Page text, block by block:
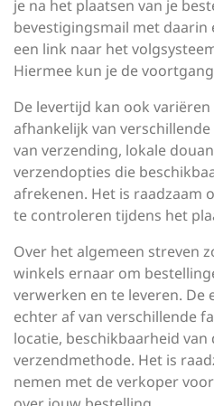
je na het plaatsen van je
bevestigingsmail met
een link naar het
Hiermee kun je de
De levertijd kan ook
afhankelijk van
van verzending, lokale
verzendopties die
afrekenen. Het is raadzaam
te controleren tijdens het
Over het algemeen streven
winkels ernaar om
verwerken en te leveren. De
echter af van verschillende
locatie, beschikbaarheid van
verzendmethode. Het is
nemen met de verkoper